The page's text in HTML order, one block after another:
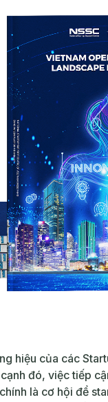
hiệu của các
đó, việc tiếp
là cơ hội để